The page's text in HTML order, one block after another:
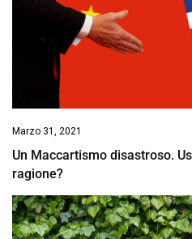
Marzo 31, 2021
Un Maccartismo disastroso.
ragione?